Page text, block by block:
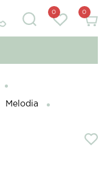
0 0
Melodia